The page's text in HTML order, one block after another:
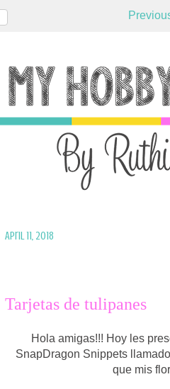
April 11, 2018
Tarjetas de tulipanes
Hola amigas!!! Hoy les
SnapDragon Snippets
que mis